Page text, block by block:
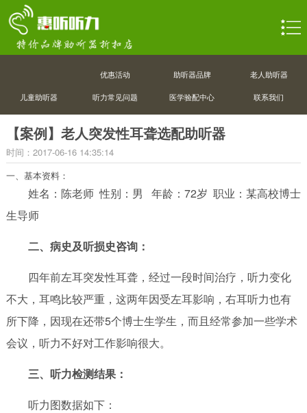
优惠活动 助听器品牌 老人助听器
儿童助听器 听力常见问题 医学验配中心 联系我们
【案例】老人突发性耳聋选配助听器
时间：2017-06-16 14:35:14
一、基本资料：
姓名：陈老师 性别：男 年龄：72岁 职业：某高校博士
生导师
二、病史及听损史咨询：
四年前左耳突发性耳聋，经过一段时间治疗，听力变化
不大，耳鸣比较严重，这两年因受左耳影响，右耳听力也有
所下降，因现在还带5个博士生学生，而且经常参加一些学术
会议，听力不好对工作影响很大。
三、听力检测结果：
听力图数据如下：